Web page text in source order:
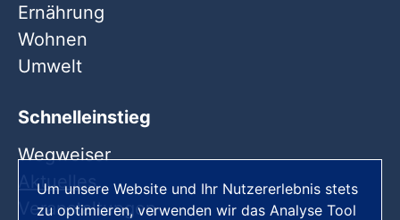
Ernährung
Wohnen
Umwelt
Schnelleinstieg
Wegweiser
Aktuelles
Veranstaltungen
Um unsere Website und Ihr Nutzererlebnis stets
zu optimieren, verwenden wir das Analyse Tool